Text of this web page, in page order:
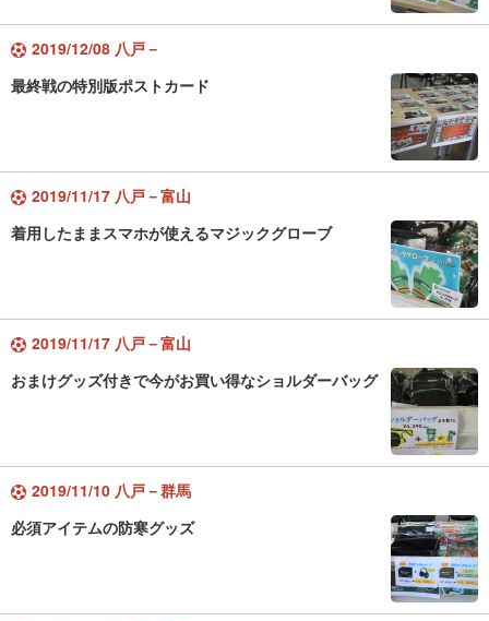
2019/12/08 八戸－
最終戦の特別版ポストカード
2019/11/17 八戸－富山
着用したままスマホが使えるマジックグローブ
2019/11/17 八戸－富山
おまけグッズ付きで今がお買い得なショルダーバッグ
2019/11/10 八戸－群馬
必須アイテムの防寒グッズ